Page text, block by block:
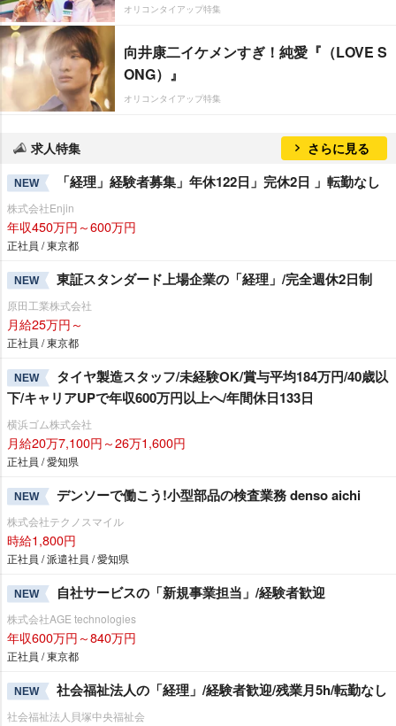
オリコンタイアップ特集
向井康二イケメンすぎ！純愛『（LOVE S
ONG）』
オリコンタイアップ特集
求人特集 さらに見る
NEW 「経理」経験者募集」年休122日」完休2日 」転勤なし
株式会社Enjin
年収450万円～600万円
正社員 / 東京都
NEW 東証スタンダード上場企業の「経理」/完全週休2日制
原田工業株式会社
月給25万円～
正社員 / 東京都
NEW
タイヤ製造スタッフ/未経験OK/賞与平均184万円/40歳以
下/キャリアUPで年収600万円以上へ/年間休日133日
横浜ゴム株式会社
月給20万7,100円～26万1,600円
正社員 / 愛知県
NEW デンソーで働こう!小型部品の検査業務 denso aichi
株式会社テクノスマイル
時給1,800円
正社員 / 派遣社員 / 愛知県
NEW 自社サービスの「新規事業担当」/経験者歓迎
株式会社AGE technologies
年収600万円～840万円
正社員 / 東京都
NEW 社会福祉法人の「経理」/経験者歓迎/残業月5h/転勤なし
社会福祉法人貝塚中央福祉会